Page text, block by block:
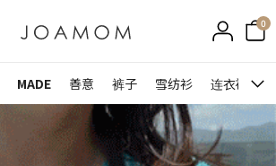
0
MADE 善意 裤子 雪纺衫 连衣裙&裙